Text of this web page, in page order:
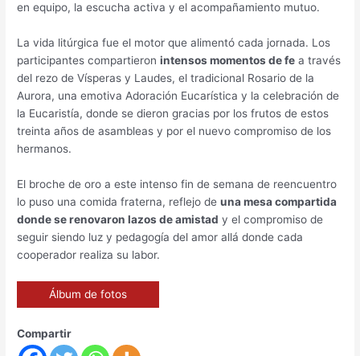
en equipo, la escucha activa y el acompañamiento mutuo.
La vida litúrgica fue el motor que alimentó cada jornada. Los
participantes compartieronintensos momentos de fe a través
del rezo de Vísperas y Laudes, el tradicional Rosario de la
Aurora, una emotiva Adoración Eucarística y la celebración de
la Eucaristía, donde se dieron gracias por los frutos de estos
treinta años de asambleas y por el nuevo compromiso de los
hermanos.
El broche de oro a este intenso fin de semana de reencuentro
lo puso una comida fraterna, reflejo deuna mesa compartida
donde se renovaron lazos de amistad y el compromiso de
seguir siendo luz y pedagogía del amor allá donde cada
cooperador realiza su labor.
Álbum de fotos
Compartir